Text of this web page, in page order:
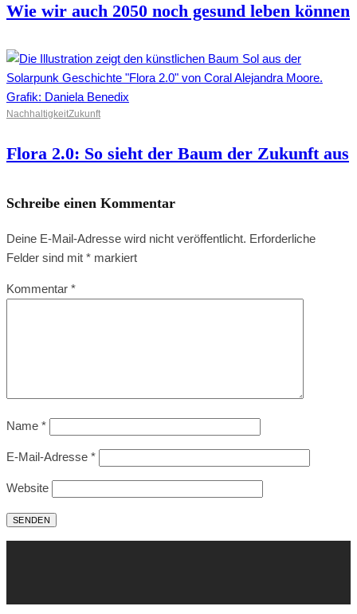
Wie wir auch 2050 noch gesund leben können
NachhaltigkeitZukunft
Flora 2.0: So sieht der Baum der Zukunft aus
Schreibe einen Kommentar
Deine E-Mail-Adresse wird nicht veröffentlicht. Erforderliche
Felder sind mit * markiert
Kommentar *
Name *
E-Mail-Adresse *
Website